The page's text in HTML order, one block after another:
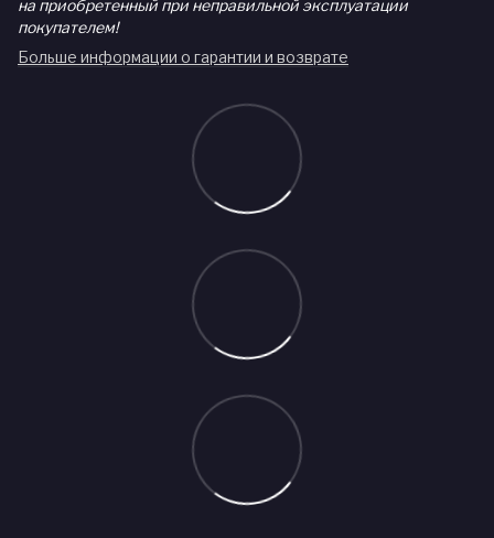
на приобретенный при неправильной эксплуатации
покупателем!
Больше информации о гарантии и возврате